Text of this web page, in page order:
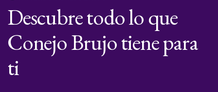
Descubre todo lo que
Conejo Brujo tiene para
ti